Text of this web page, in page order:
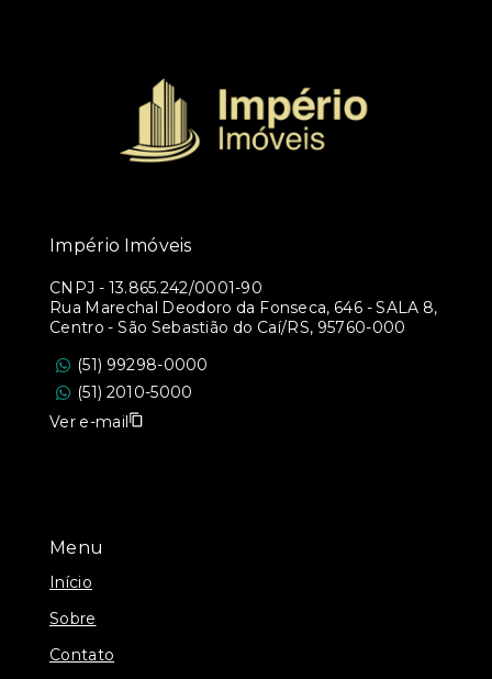
Menu
Início
Sobre
Contato
Império Imóveis
CNPJ - 13.865.242/0001-90
Rua Marechal Deodoro da Fonseca, 646 - SALA 8,
Centro - São Sebastião do Caí/RS, 95760-000
(51) 99298-0000
(51) 2010-5000
Ver e-mail